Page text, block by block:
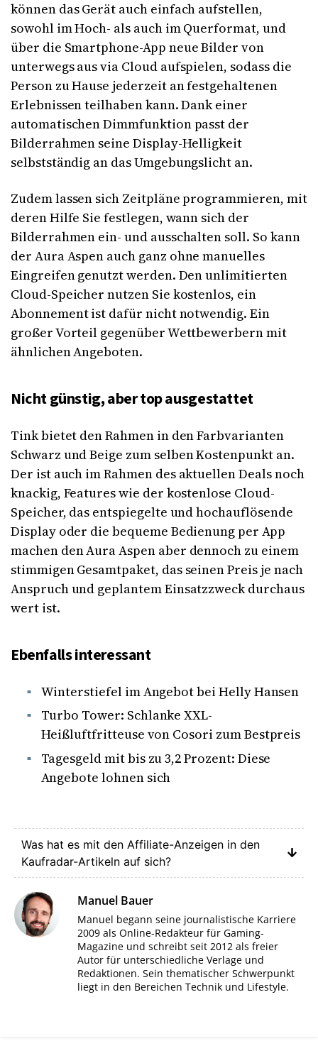
können das Gerät auch einfach aufstellen,
sowohl im Hoch- als auch im Querformat, und
über die Smartphone-App neue Bilder von
unterwegs aus via Cloud aufspielen, sodass die
Person zu Hause jederzeit an festgehaltenen
Erlebnissen teilhaben kann. Dank einer
automatischen Dimmfunktion passt der
Bilderrahmen seine Display-Helligkeit
selbstständig an das Umgebungslicht an.
Zudem lassen sich Zeitpläne programmieren, mit
deren Hilfe Sie festlegen, wann sich der
Bilderrahmen ein- und ausschalten soll. So kann
der Aura Aspen auch ganz ohne manuelles
Eingreifen genutzt werden. Den unlimitierten
Cloud-Speicher nutzen Sie kostenlos, ein
Abonnement ist dafür nicht notwendig. Ein
großer Vorteil gegenüber Wettbewerbern mit
ähnlichen Angeboten.
Nicht günstig, aber top ausgestattet
Tink bietet den Rahmen in den Farbvarianten
Schwarz und Beige zum selben Kostenpunkt an.
Der ist auch im Rahmen des aktuellen Deals noch
knackig, Features wie der kostenlose Cloud-
Speicher, das entspiegelte und hochauflösende
Display oder die bequeme Bedienung per App
machen den Aura Aspen aber dennoch zu einem
stimmigen Gesamtpaket, das seinen Preis je nach
Anspruch und geplantem Einsatzzweck durchaus
wert ist.
Ebenfalls interessant
Winterstiefel im Angebot bei Helly Hansen
Turbo Tower: Schlanke XXL-
Heißluftfritteuse von Cosori zum Bestpreis
Tagesgeld mit bis zu 3,2 Prozent: Diese
Angebote lohnen sich
Was hat es mit den Affiliate-Anzeigen in den
Kaufradar-Artikeln auf sich?
Manuel Bauer
Manuel begann seine journalistische Karriere
2009 als Online-Redakteur für Gaming-
Magazine und schreibt seit 2012 als freier
Autor für unterschiedliche Verlage und
Redaktionen. Sein thematischer Schwerpunkt
liegt in den Bereichen Technik und Lifestyle.